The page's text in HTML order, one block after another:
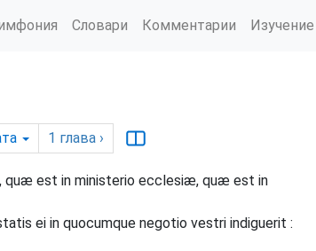
Словари Комментарии Изучение
1 глава ›
quæ est in ministerio ecclesiæ, quæ est in
ei in quocumque negotio vestri indiguerit :